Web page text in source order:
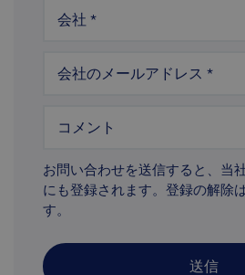
会社*
会社のメールアドレス *
コメント
お問い合わせを送信すると、当
にも登録されます。登録の解除
す。
送信